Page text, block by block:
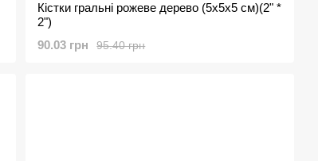
Кістки гральні рожеве дерево (5х5х5 см)(2" *
2")
95.40 грн
90.03 грн